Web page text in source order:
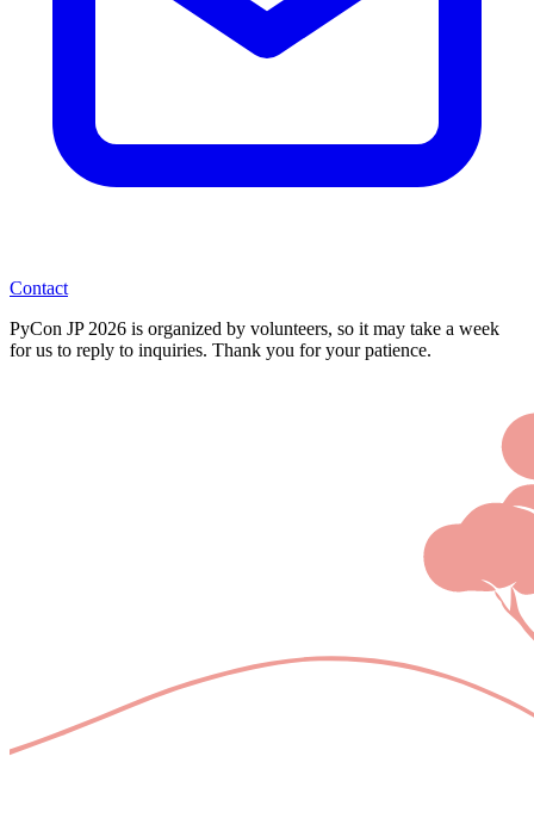
Contact
PyCon JP 2026 is organized by volunteers, so it may take a week
for us to reply to inquiries. Thank you for your patience.